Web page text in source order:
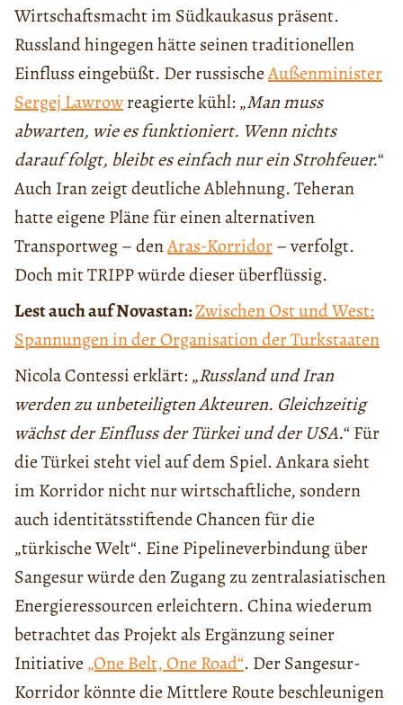
Wirtschaftsmacht im Südkaukasus präsent.
Russland hingegen hätte seinen traditionellen
Einfluss eingebüßt. Der russischeAußenminister
Sergej Lawrowreagierte kühl: „Man muss
abwarten, wie es funktioniert. Wenn nichts
darauf folgt, bleibt es einfach nur ein Strohfeuer.“
Auch Iran zeigt deutliche Ablehnung. Teheran
hatte eigene Pläne für einen alternativen
Transportweg – denAras-Korridor– verfolgt.
Doch mit TRIPP würde dieser überflüssig.
Lest auch auf Novastan:Zwischen Ost und West:
Spannungen in der Organisation der Turkstaaten
Nicola Contessi erklärt: „Russland und Iran
werden zu unbeteiligten Akteuren. Gleichzeitig
wächst der Einfluss der Türkei und der USA.“ Für
die Türkei steht viel auf dem Spiel. Ankara sieht
im Korridor nicht nur wirtschaftliche, sondern
auch identitätsstiftende Chancen für die
„türkische Welt“. Eine Pipelineverbindung über
Sangesur würde den Zugang zu zentralasiatischen
Energieressourcen erleichtern. China wiederum
betrachtet das Projekt als Ergänzung seiner
Initiative „One Belt, One Road“. Der Sangesur-
Korridor könnte die Mittlere Route beschleunigen